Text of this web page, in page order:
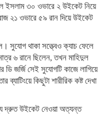
ইসলাম ৩০ ওভারে ২ উইকেট নিয়ে
২১ ওভারে ৫৯ রান দিয়ে উইকেট
সুযোগ থাকা সত্ত্বেও ক্যাচ ফেলে
৬ রানে ছিলেন, তখন মাহিদুল
জর্জি সেই সুযোগটি কাজে লাগিয়ে
কিছুটা শারীরিক কষ্ট দেখা
দ্রুত উইকেট নেওয়া অত্যন্ত